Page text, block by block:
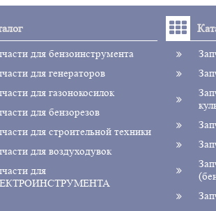
для бензоинструмента
для генераторов
для газонокосилок
для бензорезов
для строительной техники
для воздуходувок
для